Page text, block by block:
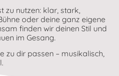
zu nutzen: klar, stark,
oder deine ganz eigene
finden wir deinen Stil und
im Gesang.
zu dir passen – musikalisch,